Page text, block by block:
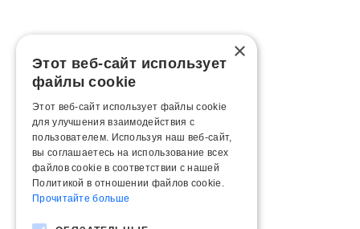
×
Этот веб-сайт использует
файлы cookie
Этот веб-сайт использует файлы cookie
для улучшения взаимодействия с
пользователем. Используя наш веб-сайт,
вы соглашаетесь на использование всех
файлов cookie в соответствии с нашей
Политикой в ​​отношении файлов cookie.
Прочитайте больше